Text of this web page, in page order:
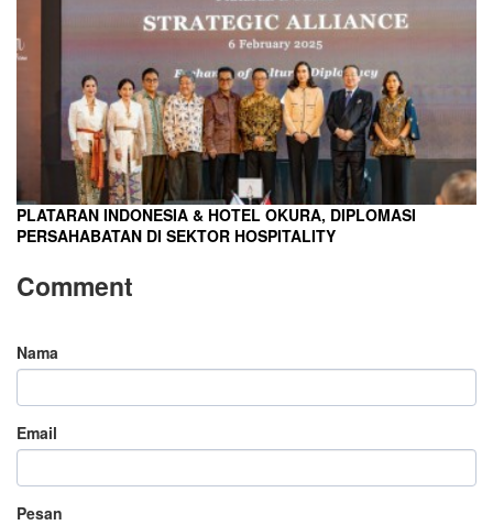
PLATARAN INDONESIA & HOTEL OKURA, DIPLOMASI
PERSAHABATAN DI SEKTOR HOSPITALITY
Comment
Nama
Email
Pesan